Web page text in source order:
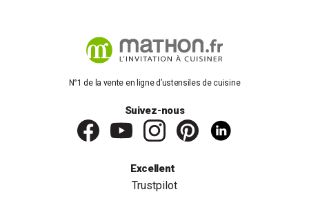
N°1 de la vente en ligne d’ustensiles de cuisine
Suivez-nous
Excellent
Trustpilot